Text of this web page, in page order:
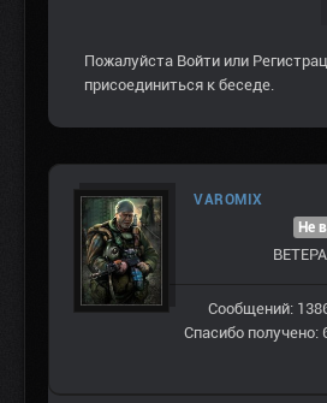
Пожалуйста Войти или
присоединиться к беседе.
VAROMIX
Не
Сообщений:
Спасибо получено: